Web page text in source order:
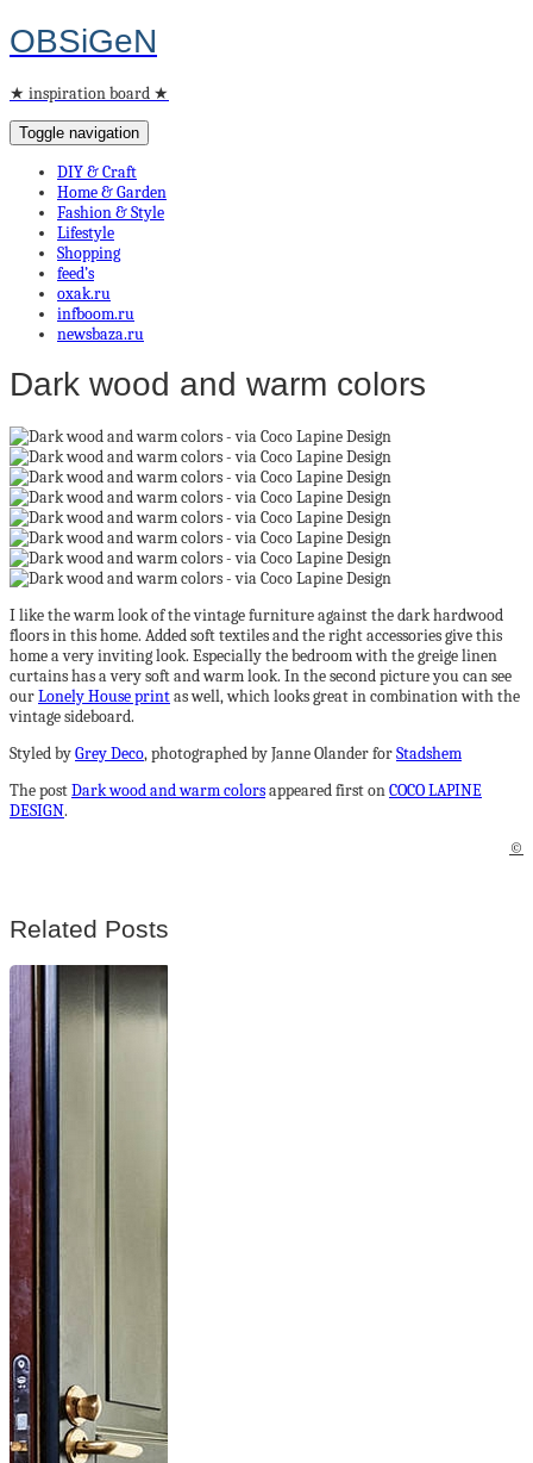
OBSiGeN
★ inspiration board ★
Toggle navigation
DIY & Craft
Home & Garden
Fashion & Style
Lifestyle
Shopping
feed’s
oxak.ru
infboom.ru
newsbaza.ru
Dark wood and warm colors
I like the warm look of the vintage furniture against the dark hardwood
floors in this home. Added soft textiles and the right accessories give this
home a very inviting look. Especially the bedroom with the greige linen
curtains has a very soft and warm look. In the second picture you can see
ourLonely House printas well, which looks great in combination with the
vintage sideboard.
Styled byGrey Deco, photographed by Janne Olander forStadshem
The postDark wood and warm colorsappeared first onCOCO LAPINE
DESIGN.
©
Related Posts